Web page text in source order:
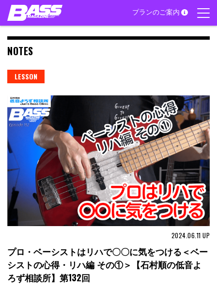
Skip
content
プランのご案内
NOTES
LESSON
2024.06.11 UP
プロ・ベーシストはリハで〇〇に気をつける＜ベー
シストの心得・リハ編 その①＞【石村順の低音よ
ろず相談所】第132回